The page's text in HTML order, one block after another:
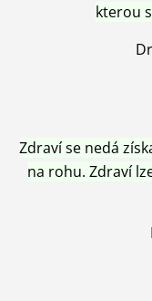
kterou
Zdraví se nedá
na rohu. Zdraví